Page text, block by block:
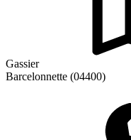
Gassier
Barcelonnette (04400)